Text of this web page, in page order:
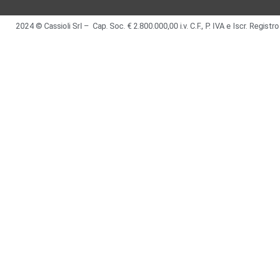
2024 © Cassioli Srl – Cap. Soc. € 2.800.000,00 i.v. C.F., P. IVA e Iscr.